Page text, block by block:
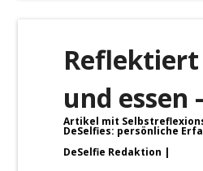
und essen
Artikel mit
DeSelfies: persönliche
DeSelfie Redaktion